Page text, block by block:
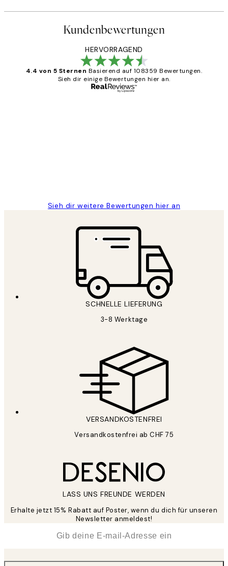
Kundenbewertungen
HERVORRAGEND
4.4 von 5 Sternen Basierend auf 108359 Bewertungen.
Sieh dir einige Bewertungen hier an.
Sieh dir weitere Bewertungen hier an
SCHNELLE LIEFERUNG
3-8 Werktage
VERSANDKOSTENFREI
Versandkostenfrei ab CHF 75
LASS UNS FREUNDE WERDEN
Erhalte jetzt 15% Rabatt auf Poster, wenn du dich für unseren
Newsletter anmeldest!